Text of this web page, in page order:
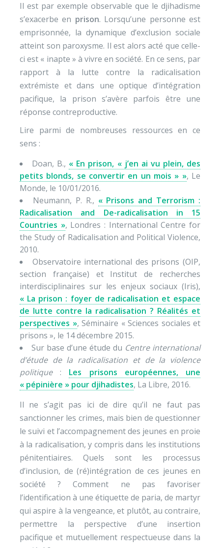
Il est par exemple observable que le djihadisme
s’exacerbe en prison. Lorsqu’une personne est
emprisonnée, la dynamique d’exclusion sociale
atteint son paroxysme. Il est alors acté que celle-
ci est « inapte » à vivre en société. En ce sens, par
rapport à la lutte contre la radicalisation
extrémiste et dans une optique d’intégration
pacifique, la prison s’avère parfois être une
réponse contreproductive.
Lire parmi de nombreuses ressources en ce
sens :
Doan, B., « En prison, « j’en ai vu plein, des
petits blonds, se convertir en un mois » », Le
Monde, le 10/01/2016.
Neumann, P. R., « Prisons and Terrorism :
Radicalisation and De-radicalisation in 15
Countries », Londres : International Centre for
the Study of Radicalisation and Political Violence,
2010.
Observatoire international des prisons (OIP,
section française) et Institut de recherches
interdisciplinaires sur les enjeux sociaux (Iris),
« La prison : foyer de radicalisation et espace
de lutte contre la radicalisation ? Réalités et
perspectives », Séminaire « Sciences sociales et
prisons », le 14 décembre 2015.
Sur base d’une étude du Centre international
d’étude de la radicalisation et de la violence
politique: Les prisons européennes, une
« pépinière » pour djihadistes, La Libre, 2016.
Il ne s’agit pas ici de dire qu’il ne faut pas
sanctionner les crimes, mais bien de questionner
le suivi et l’accompagnement des jeunes en proie
à la radicalisation, y compris dans les institutions
pénitentiaires. Quels sont les processus
d’inclusion, de (ré)intégration de ces jeunes en
société ? Comment ne pas favoriser
l’identification à une étiquette de paria, de martyr
qui aspire à la vengeance, et plutôt, au contraire,
permettre la perspective d’une insertion
pacifique et mutuellement respectueuse dans la